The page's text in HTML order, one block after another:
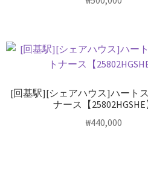
[回基駅][シェアハウス]ハート
ナース【25802HGSHE
₩440,000